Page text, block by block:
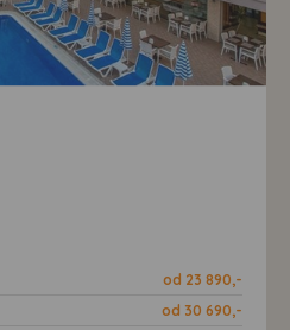
od 23 890,-
od 30 690,-